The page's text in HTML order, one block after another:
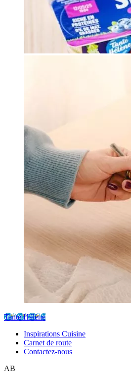
Tante Hélène
Inspirations Cuisine
Carnet de route
Contactez-nous
AB